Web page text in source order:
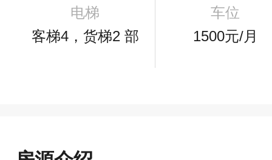
电梯
客梯4，货梯2 部
车位
1500元/月